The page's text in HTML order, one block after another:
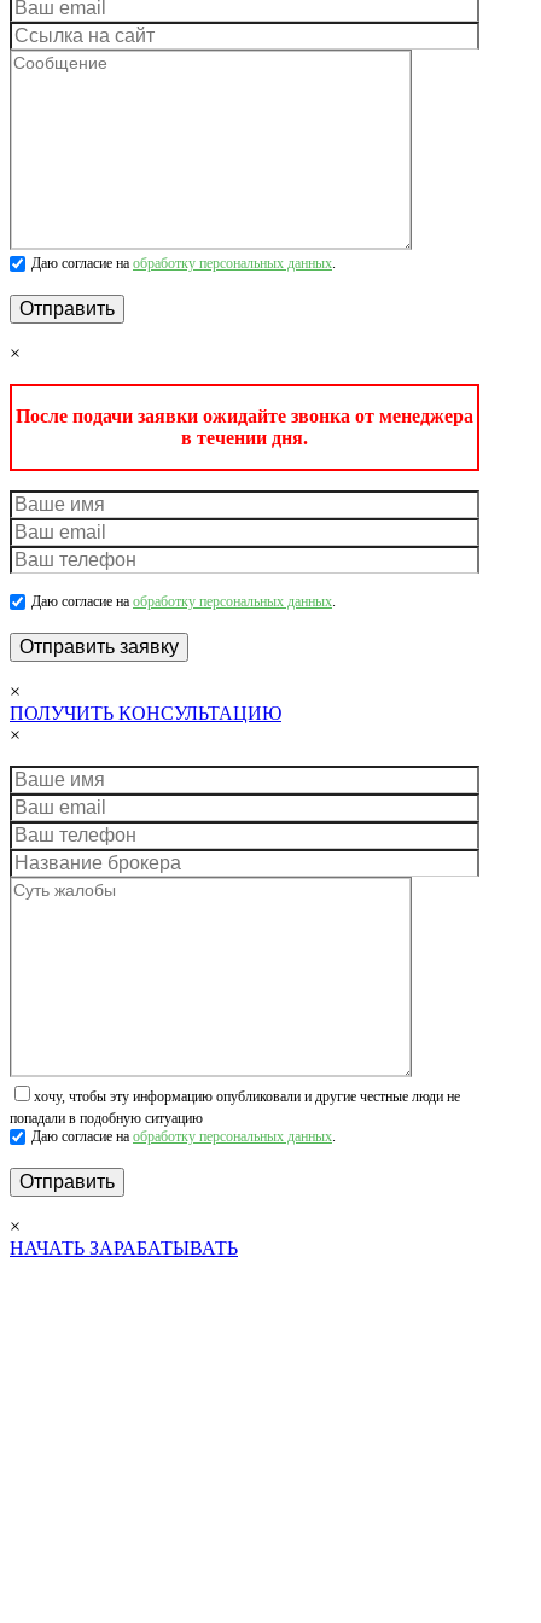
Даю согласие на обработку персональных данных.
×
После подачи заявки ожидайте звонка от менеджера
в течении дня.
Даю согласие на обработку персональных данных.
×
ПОЛУЧИТЬ КОНСУЛЬТАЦИЮ
×
хочу, чтобы эту информацию опубликовали и другие честные люди не
попадали в подобную ситуацию
Даю согласие на обработку персональных данных.
×
НАЧАТЬ ЗАРАБАТЫВАТЬ